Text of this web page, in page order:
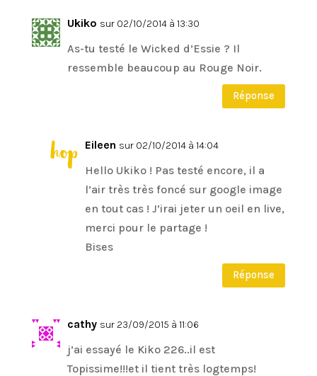
Ukiko sur 02/10/2014 à 13:30
As-tu testé le Wicked d’Essie ? Il
ressemble beaucoup au Rouge Noir.
Réponse
Eileen sur 02/10/2014 à 14:04
Hello Ukiko ! Pas testé encore, il a
l’air très très foncé sur google image
en tout cas ! J’irai jeter un oeil en live,
merci pour le partage !
Bises
Réponse
cathy sur 23/09/2015 à 11:06
j’ai essayé le Kiko 226..il est
Topissime!!!et il tient très logtemps!